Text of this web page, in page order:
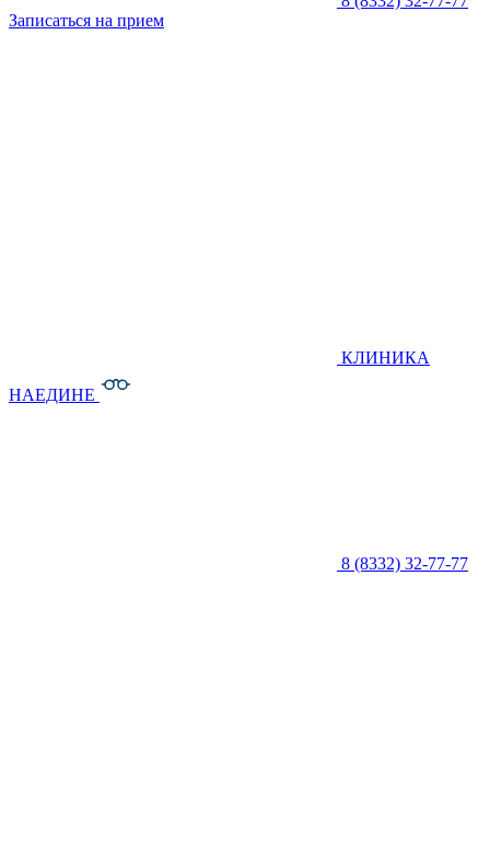
Записаться на прием
КЛИНИКА
НАЕДИНЕ
8 (8332) 32-77-77